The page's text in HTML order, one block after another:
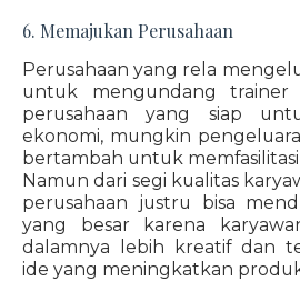
6. Memajukan Perusahaan
Perusahaan yang rela
untuk mengundang trainer
perusahaan yang siap
ekonomi, mungkin
bertambah untuk
Namun dari segi kualitas
perusahaan justru bisa
yang besar karena
dalamnya lebih kreatif dan
ide yang meningkatkan